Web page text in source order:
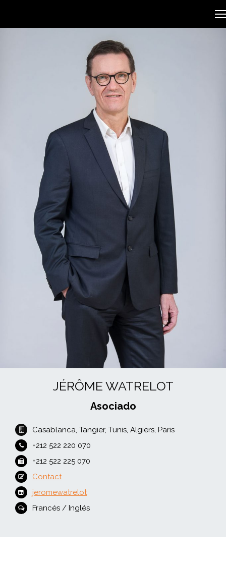
JÉRÔME WATRELOT
Asociado
Casablanca, Tangier, Tunis, Algiers, Paris
+212 522 220 070
+212 522 225 070
Contact
jeromewatrelot
Francés / Inglés